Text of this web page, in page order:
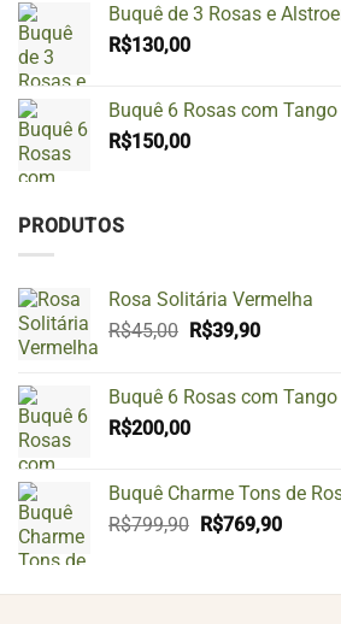
Buquê de 3 Rosas e
R$130,00
Buquê 6 Rosas com Tango
R$150,00
PRODUTOS
Rosa Solitária Vermelha
R$45,00 O
era:
R$45,00.
R$39,90O
é:
Buquê 6 Rosas com Tango
R$200,00
Buquê Charme Tons de
R$799,90 O
era:
R$769,90O
é: